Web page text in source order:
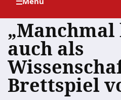
auch als
Brettspiel